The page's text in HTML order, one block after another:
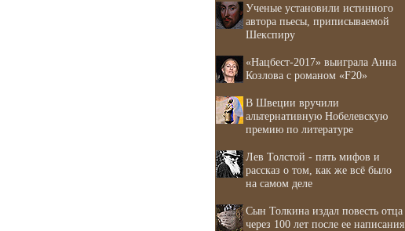
Ученые установили истинного
автора пьесы, приписываемой
Шекспиру
«Нацбест-2017» выиграла Анна
Козлова с романом «F20»
В Швеции вручили
альтернативную Нобелевскую
премию по литературе
Лев Толстой - пять мифов и
рассказ о том, как же всё было
на самом деле
Сын Толкина издал повесть отца
через 100 лет после ее написания